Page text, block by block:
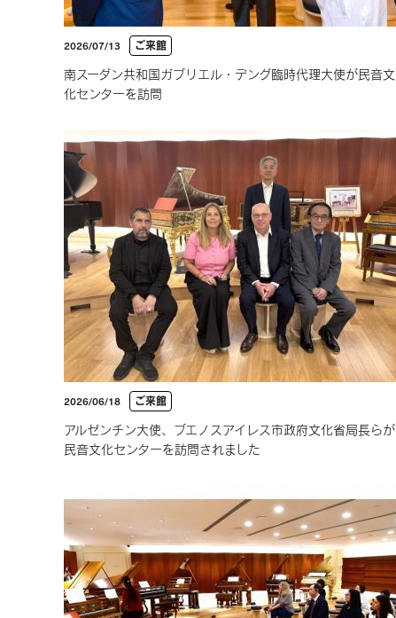
2026/07/13 ご来館
南スーダン共和国ガブリエル・デング臨時代理大使が民音文
化センターを訪問
2026/06/18 ご来館
アルゼンチン大使、ブエノスアイレス市政府文化省局長らが
民音文化センターを訪問されました